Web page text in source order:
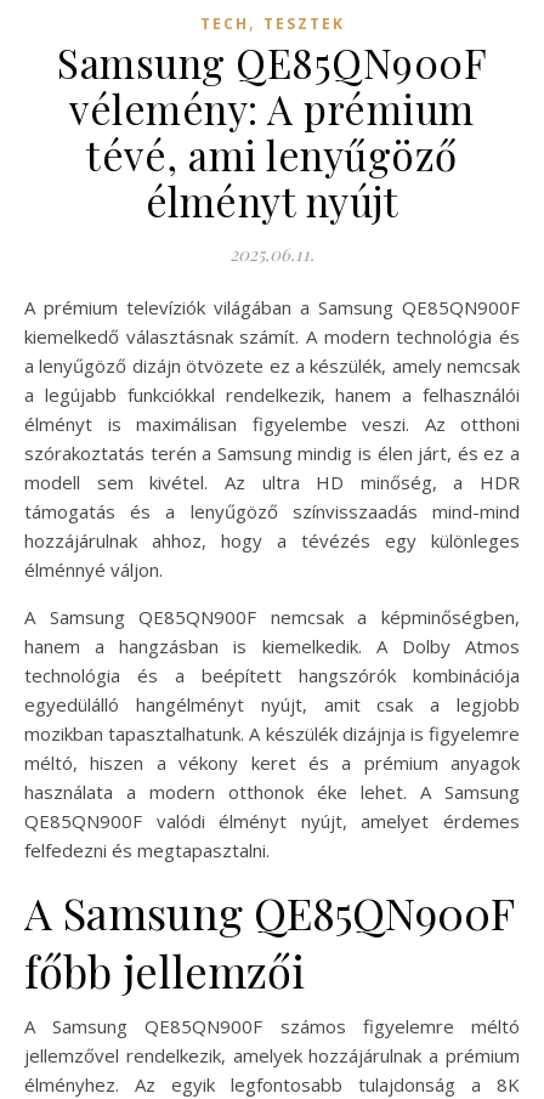
TECH , TESZTEK
Samsung QE85QN900F
vélemény: A prémium
tévé, ami lenyűgöző
élményt nyújt
2025.06.11.
A prémium televíziók világában a Samsung QE85QN900F
kiemelkedő választásnak számít. A modern technológia és
a lenyűgöző dizájn ötvözete ez a készülék, amely nemcsak
a legújabb funkciókkal rendelkezik, hanem a felhasználói
élményt is maximálisan figyelembe veszi. Az otthoni
szórakoztatás terén a Samsung mindig is élen járt, és ez a
modell sem kivétel. Az ultra HD minőség, a HDR
támogatás és a lenyűgöző színvisszaadás mind-mind
hozzájárulnak ahhoz, hogy a tévézés egy különleges
élménnyé váljon.
A Samsung QE85QN900F nemcsak a képminőségben,
hanem a hangzásban is kiemelkedik. A Dolby Atmos
technológia és a beépített hangszórók kombinációja
egyedülálló hangélményt nyújt, amit csak a legjobb
mozikban tapasztalhatunk. A készülék dizájnja is figyelemre
méltó, hiszen a vékony keret és a prémium anyagok
használata a modern otthonok éke lehet. A Samsung
QE85QN900F valódi élményt nyújt, amelyet érdemes
felfedezni és megtapasztalni.
A Samsung QE85QN900F
főbb jellemzői
A Samsung QE85QN900F számos figyelemre méltó
jellemzővel rendelkezik, amelyek hozzájárulnak a prémium
élményhez. Az egyik legfontosabb tulajdonság a 8K